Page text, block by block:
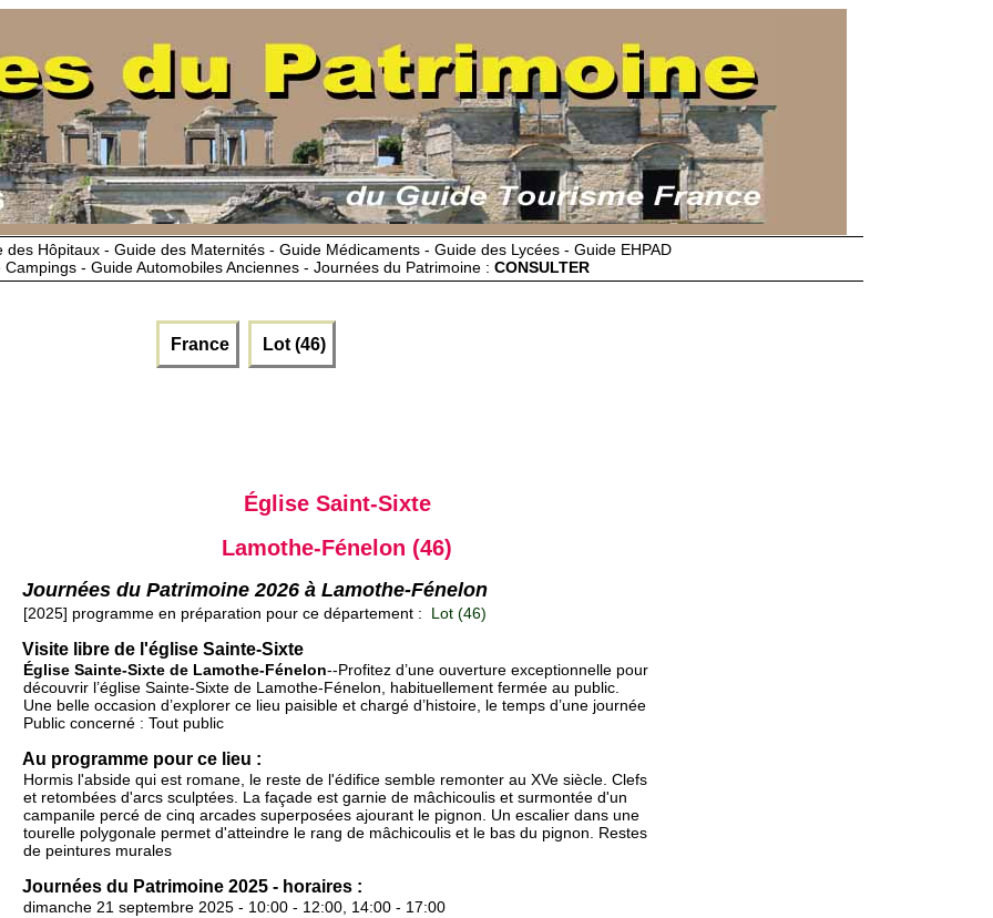
Hôpitaux - Guide des Maternités - Guide Médicaments - Guide des Lycées - Guide EHPAD
- Guide Automobiles Anciennes - Journées du Patrimoine : CONSULTER
France Lot (46)
Église Saint-Sixte
Lamothe-Fénelon (46)
Journées du Patrimoine 2026 à Lamothe-Fénelon
[2025] programme en préparation pour ce département : Lot (46)
Visite libre de l'église Sainte-Sixte
Église Sainte-Sixte de Lamothe-Fénelon--Profitez d’une ouverture exceptionnelle pour
découvrir l’église Sainte-Sixte de Lamothe-Fénelon, habituellement fermée au public.
Une belle occasion d’explorer ce lieu paisible et chargé d’histoire, le temps d’une journée
Public concerné : Tout public
Au programme pour ce lieu :
Hormis l'abside qui est romane, le reste de l'édifice semble remonter au XVe siècle. Clefs
et retombées d'arcs sculptées. La façade est garnie de mâchicoulis et surmontée d'un
campanile percé de cinq arcades superposées ajourant le pignon. Un escalier dans une
tourelle polygonale permet d'atteindre le rang de mâchicoulis et le bas du pignon. Restes
de peintures murales
Journées du Patrimoine 2025 - horaires :
dimanche 21 septembre 2025 - 10:00 - 12:00, 14:00 - 17:00